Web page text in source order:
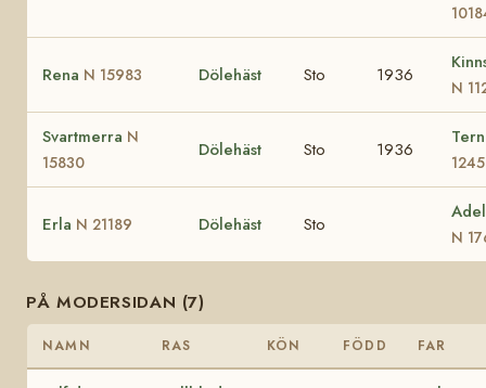
Rena N 15983 Dölehäst Sto 1936
N
Svartmerra N
15830
Dölehäst Sto 1936
Erla N 21189 Dölehäst Sto
N
PÅ MODERSIDAN (7)
NAMN RAS KÖN FÖDD FAR